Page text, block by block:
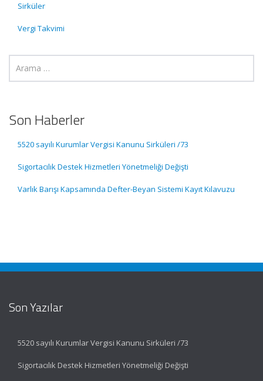
Sirküler
Vergi Takvimi
Son Haberler
5520 sayılı Kurumlar Vergisi Kanunu Sirküleri /73
Sigortacılık Destek Hizmetleri Yönetmeliği Değişti
Varlık Barışı Kapsamında Defter-Beyan Sistemi Kayıt Kılavuzu
Son Yazılar
5520 sayılı Kurumlar Vergisi Kanunu Sirküleri /73
Sigortacılık Destek Hizmetleri Yönetmeliği Değişti